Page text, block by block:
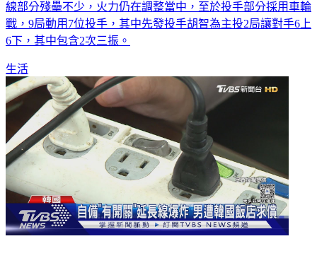
線部分殘壘不少，火力仍在調整當中，至於投手部分採用車輪
戰，9局動用7位投手，其中先發投手胡智為主投2局讓對手6上
6下，其中包含2次三振。
生活